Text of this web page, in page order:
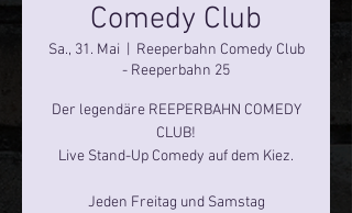
Comedy Club
Sa., 31. Mai
Reeperbahn Comedy Club
- Reeperbahn 25
Der legendäre REEPERBAHN COMEDY
CLUB!
Live Stand-Up Comedy auf dem Kiez.
Jeden Freitag und Samstag